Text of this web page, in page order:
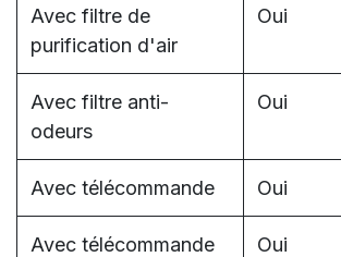
Avec filtre de
purification d'air
Oui
Avec filtre anti-
odeurs
Oui
Avec télécommande Oui
Avec télécommande
Oui